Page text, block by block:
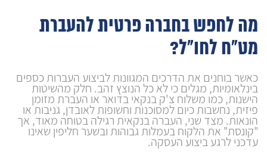
מה לחפש בחברה פרטית להעברת
מט"ח לחו"ל?
כאשר בוחנים את הדרכים המגוונות לביצוע העברות כספים
בינלאומיות, מגלים כי לא כל הנוצץ זהב. חלק מהשיטות
הישנות, כמו משלוח צ'ק בנקאי בדואר או העברת מזומן
פיזית, נחשבות כיום למסוכנות וחשופות לאובדן, גניבות או
הונאות. מצד שני, העברה בנקאית רגילה בטוחה מאוד, אך
"קונסת" את הלקוח בעמלות גבוהות ובשער חליפין שאינו
עדכני לרגע ביצוע העסקה.